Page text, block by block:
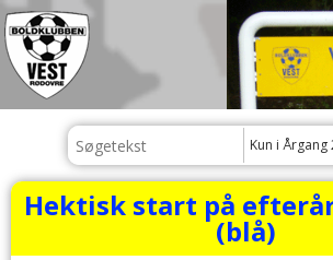
Kun i Årgang
Hektisk start på
(blå)